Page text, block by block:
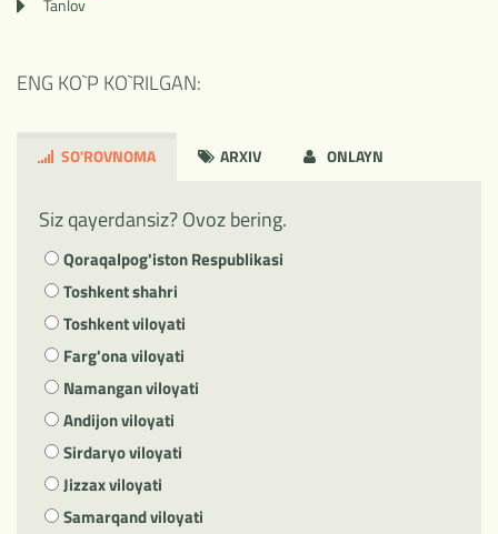
ENG KO`P KO`RILGAN:
SO'ROVNOMA ARXIV ONLAYN
Siz qayerdansiz? Ovoz bering.
Qoraqalpog'iston Respublikasi
Toshkent shahri
Toshkent viloyati
Farg'ona viloyati
Namangan viloyati
Andijon viloyati
Sirdaryo viloyati
Jizzax viloyati
Samarqand viloyati